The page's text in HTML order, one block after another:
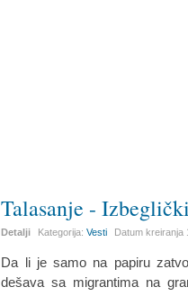
Talasanje -
Detalji Kategorija:Vesti Datum kreiranja
Da li je samo na papiru
dešava sa migrantima na